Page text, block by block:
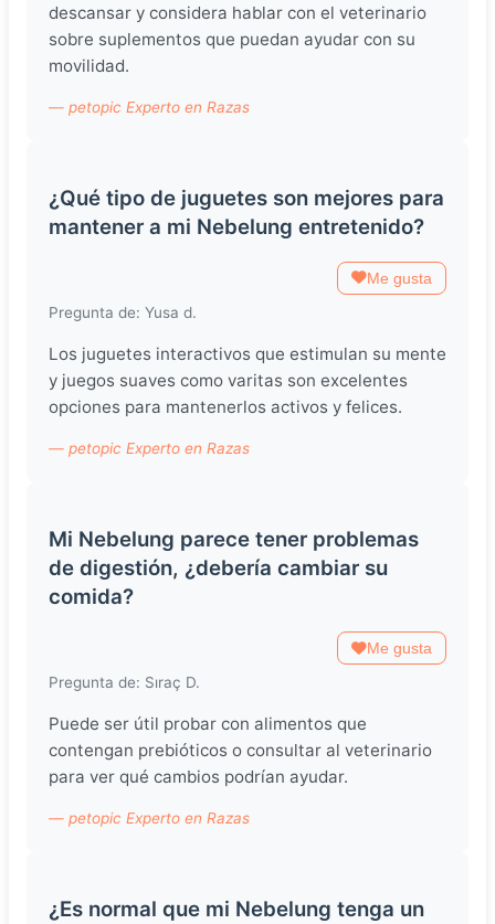
descansar y considera hablar con el veterinario
sobre suplementos que puedan ayudar con su
movilidad.
— petopic Experto en Razas
¿Qué tipo de juguetes son mejores para
mantener a mi Nebelung entretenido?
Me gusta
Pregunta de: Yusa d.
Los juguetes interactivos que estimulan su mente
y juegos suaves como varitas son excelentes
opciones para mantenerlos activos y felices.
— petopic Experto en Razas
Mi Nebelung parece tener problemas
de digestión, ¿debería cambiar su
comida?
Me gusta
Pregunta de: Sıraç D.
Puede ser útil probar con alimentos que
contengan prebióticos o consultar al veterinario
para ver qué cambios podrían ayudar.
— petopic Experto en Razas
¿Es normal que mi Nebelung tenga un